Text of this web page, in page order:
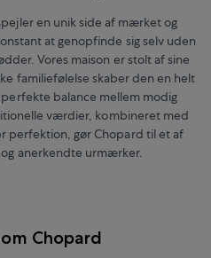
en unik side af mærket og
at genopfinde sig selv uden
Vores maison er stolt af sine
familiefølelse skaber den en helt
balance mellem modig
værdier, kombineret med
gør Chopard til et af
anerkendte urmærker.
Chopard